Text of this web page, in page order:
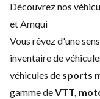
Découvrez nos
et Amqui
Vous rêvez d'une
inventaire de
véhicules de sports
gamme deVTT,